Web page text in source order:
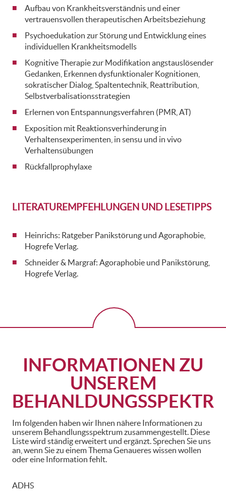
Aufbau von Krankheitsverständnis und einer
vertrauensvollen therapeutischen Arbeitsbeziehung
Psychoedukation zur Störung und Entwicklung eines
individuellen Krankheitsmodells
Kognitive Therapie zur Modifikation angstauslösender
Gedanken, Erkennen dysfunktionaler Kognitionen,
sokratischer Dialog, Spaltentechnik, Reattribution,
Selbstverbalisationsstrategien
Erlernen von Entspannungsverfahren (PMR, AT)
Exposition mit Reaktionsverhinderung in
Verhaltensexperimenten, in sensu und in vivo
Verhaltensübungen
Rückfallprophylaxe
LITERATUREMPFEHLUNGEN UND LESETIPPS
Heinrichs: Ratgeber Panikstörung und Agoraphobie,
Hogrefe Verlag.
Schneider & Margraf: Agoraphobie und Panikstörung,
Hogrefe Verlag.
INFORMATIONEN ZU
UNSEREM
Im folgenden haben wir Ihnen nähere Informationen zu
unserem Behandlungsspektrum zusammengestellt. Diese
Liste wird ständig erweitert und ergänzt. Sprechen Sie uns
an, wenn Sie zu einem Thema Genaueres wissen wollen
oder eine Information fehlt.
ADHS